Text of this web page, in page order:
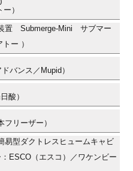
）
置 Submerge-Mini サブマー
ー ）
バンス／Mupid）
酸）
リーザー）
型ダクトレスヒュームキャビ
ESCO（エスコ）／ワケンビー